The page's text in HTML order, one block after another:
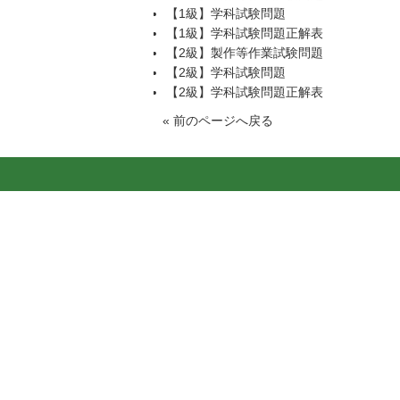
【1級】学科試験問題
【1級】学科試験問題正解表
【2級】製作等作業試験問題
【2級】学科試験問題
【2級】学科試験問題正解表
« 前のページへ戻る